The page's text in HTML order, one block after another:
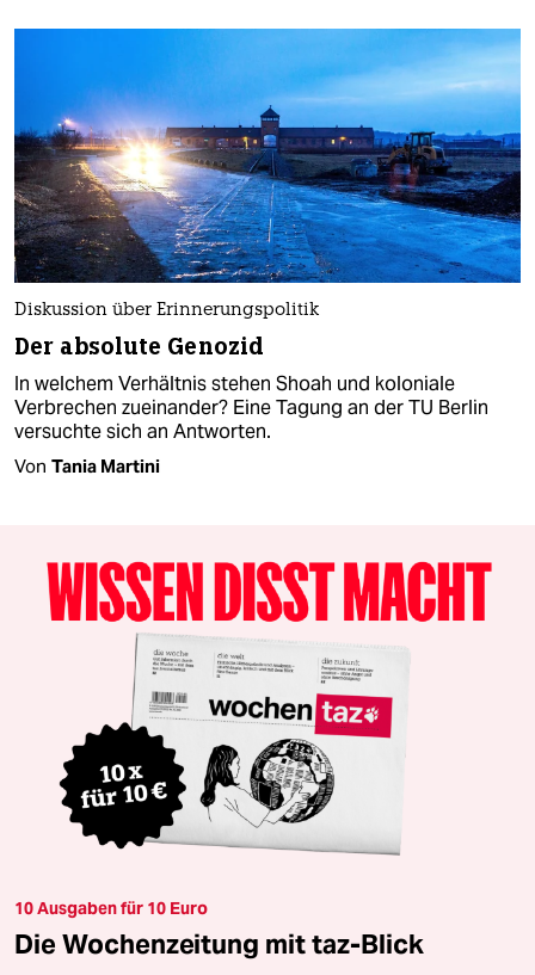
Diskussion über Erinnerungspolitik
Der absolute Genozid
In welchem Verhältnis stehen Shoah und koloniale
Verbrechen zueinander? Eine Tagung an der TU Berlin
versuchte sich an Antworten.
Von Tania Martini
10 Ausgaben für 10 Euro
Die Wochenzeitung mit taz-Blick